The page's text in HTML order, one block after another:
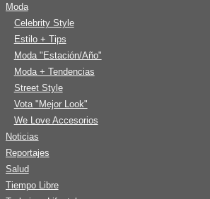
Moda
Celebrity Style
Estilo + Tips
Moda "Estación/Año"
Moda + Tendencias
Street Style
Vota "Mejor Look"
We Love Accesorios
Noticias
Reportajes
Salud
Tiempo Libre